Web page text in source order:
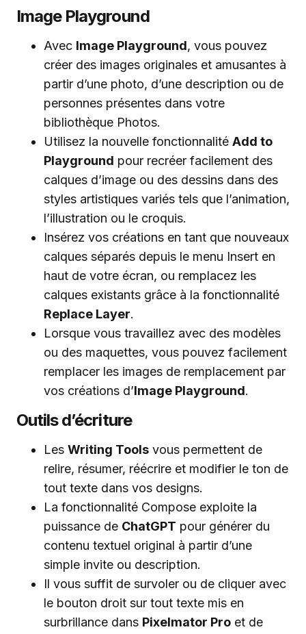
Image Playground
Avec Image Playground, vous pouvez
créer des images originales et amusantes à
partir d’une photo, d’une description ou de
personnes présentes dans votre
bibliothèque Photos.
Utilisez la nouvelle fonctionnalité Add to
Playground pour recréer facilement des
calques d’image ou des dessins dans des
styles artistiques variés tels que l’animation,
l’illustration ou le croquis.
Insérez vos créations en tant que nouveaux
calques séparés depuis le menu Insert en
haut de votre écran, ou remplacez les
calques existants grâce à la fonctionnalité
Replace Layer.
Lorsque vous travaillez avec des modèles
ou des maquettes, vous pouvez facilement
remplacer les images de remplacement par
vos créations d’Image Playground.
Outils d’écriture
Les Writing Tools vous permettent de
relire, résumer, réécrire et modifier le ton de
tout texte dans vos designs.
La fonctionnalité Compose exploite la
puissance de ChatGPT pour générer du
contenu textuel original à partir d’une
simple invite ou description.
Il vous suffit de survoler ou de cliquer avec
le bouton droit sur tout texte mis en
surbrillance dans Pixelmator Pro et de